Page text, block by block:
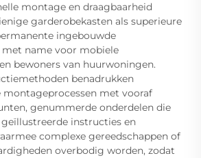
montage en draagbaarheid
garderobekasten als superieure
ingebouwde
name voor mobiele
bewoners van huurwoningen.
benadrukken
met vooraf
genummerde onderdelen die
instructies en
complexe gereedschappen of
overbodig worden, zodat